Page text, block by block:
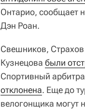
Онтарио, сообщает
Дэн Роан.
Свешников,
Кузнецова были
Спортивный
отклонена. Еще до
велогонщика могут